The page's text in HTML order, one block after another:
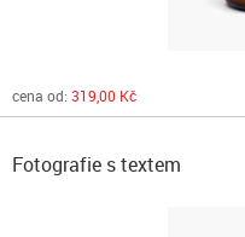
cena od: 319,00 Kč
Fotografie s textem